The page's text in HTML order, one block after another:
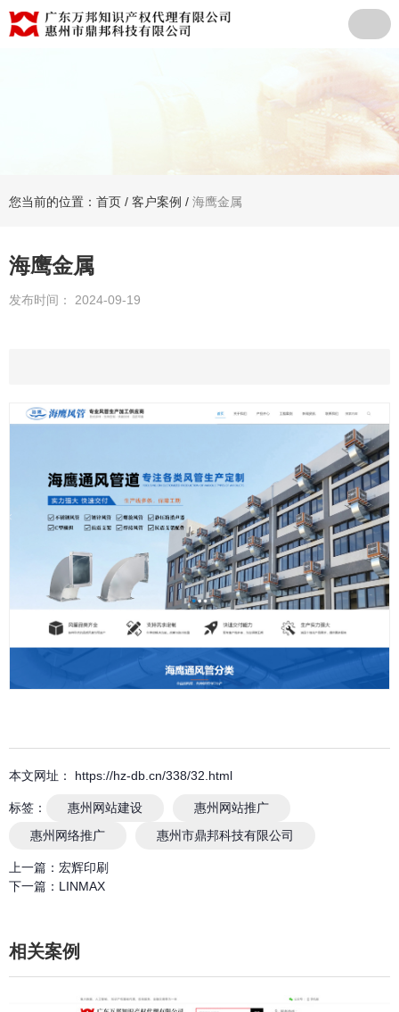
您当前的位置：首页 / 客户案例 / 海鹰金属
海鹰金属
发布时间： 2024-09-19
本文网址： https://hz-db.cn/338/32.html
标签： 惠州网站建设
惠州网站推广
惠州网络推广
惠州市鼎邦科技有限公司
上一篇： 宏辉印刷
下一篇： LINMAX
相关案例